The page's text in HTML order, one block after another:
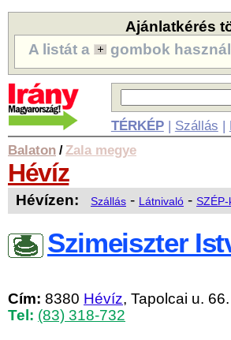
Ajánlatkérés
A listát a
gombok
TÉRKÉP| Szállás |
Balaton /Zala megye
Hévíz
Hévízen: Szállás - Látnivaló -
Szimeiszter
Cím: 8380 Hévíz, Tapolcai u. 66.
Tel: (83) 318-732